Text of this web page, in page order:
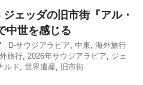
ェッダの旧市街『アル・
中世を感じる
-サウジアラビア, 中東, 海外旅行
旅行, 2026年サウジアラビア, ジェ
ルド, 世界遺産, 旧市街